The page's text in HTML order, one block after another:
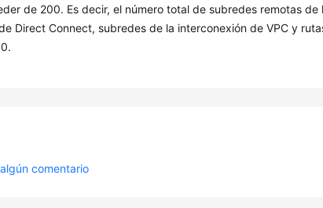
de 200. Es decir, el número total de subredes remotas de
Direct Connect, subredes de la interconexión de VPC y
comentario